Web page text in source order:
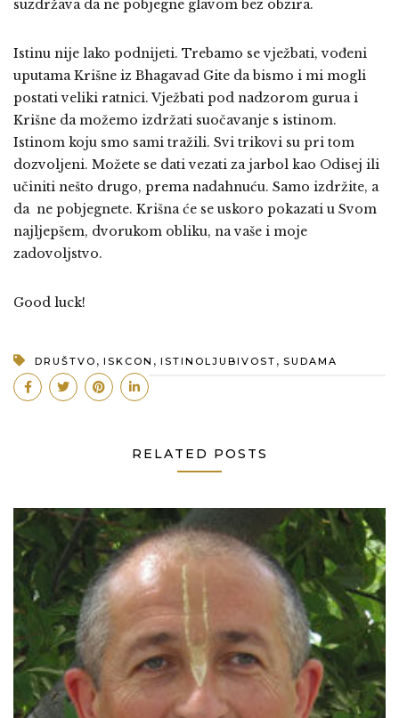
suzdržava da ne pobjegne glavom bez obzira.
Istinu nije lako podnijeti. Trebamo se vježbati, vođeni
uputama Krišne iz Bhagavad Gite da bismo i mi mogli
postati veliki ratnici. Vježbati pod nadzorom gurua i
Krišne da možemo izdržati suočavanje s istinom.
Istinom koju smo sami tražili. Svi trikovi su pri tom
dozvoljeni. Možete se dati vezati za jarbol kao Odisej ili
učiniti nešto drugo, prema nadahnuću. Samo izdržite, a
da ne pobjegnete. Krišna će se uskoro pokazati u Svom
najljepšem, dvorukom obliku, na vaše i moje
zadovoljstvo.
Good luck!
DRUŠTVO , ISKCON , ISTINOLJUBIVOST , SUDAMA
RELATED POSTS